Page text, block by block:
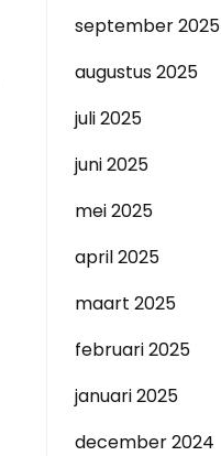
september 2025
augustus 2025
juli 2025
juni 2025
mei 2025
april 2025
maart 2025
februari 2025
januari 2025
december 2024